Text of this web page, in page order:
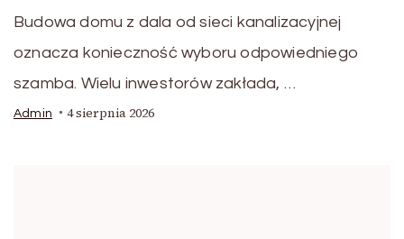
Budowa domu z dala od sieci kanalizacyjnej
oznacza konieczność wyboru odpowiedniego
szamba. Wielu inwestorów zakłada, …
Admin 4 sierpnia 2026